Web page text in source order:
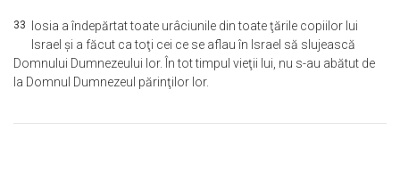
33
Iosia a îndepărtat toate urâciunile din toate ţările copiilor lui
Israel şi a făcut ca toţi cei ce se aflau în Israel să slujească
Domnului Dumnezeului lor. În tot timpul vieţii lui, nu s-au abătut de
la Domnul Dumnezeul părinţilor lor.